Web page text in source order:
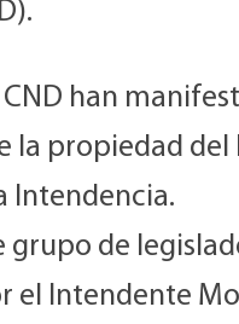
han
la propiedad del
Intendencia.
grupo de
el Intendente